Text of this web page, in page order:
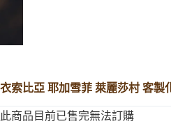
衣索比亞 耶加雪菲 萊麗莎村 客製
此商品目前已售完無法訂購